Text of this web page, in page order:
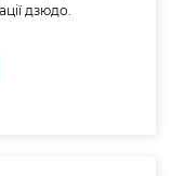
дзюдо.